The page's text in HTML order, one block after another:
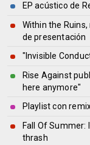
EP acústico de
Within the
de presentación
"Invisible
Rise Against
here anymore"
Playlist con
Fall Of Summer:
thrash